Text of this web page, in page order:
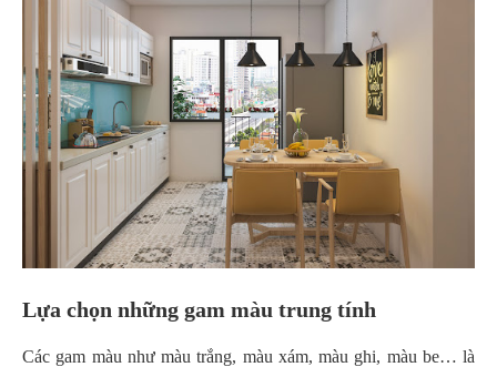
Lựa chọn những gam màu trung tính
Các gam màu như màu trắng, màu xám, màu ghi, màu be… là